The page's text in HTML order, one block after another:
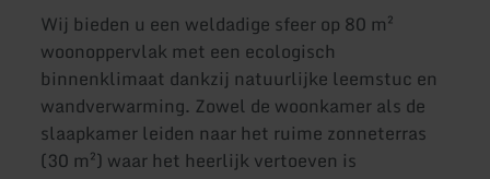
Wij bieden u een weldadige sfeer op 80 m²
woonoppervlak met een ecologisch
binnenklimaat dankzij natuurlijke leemstuc en
wandverwarming. Zowel de woonkamer als de
slaapkamer leiden naar het ruime zonneterras
(30 m²) waar het heerlijk vertoeven is